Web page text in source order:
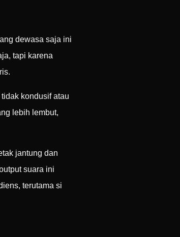
dewasa saja ini
tapi karena
kondusif atau
lebih lembut,
jantung dan
suara ini
terutama si